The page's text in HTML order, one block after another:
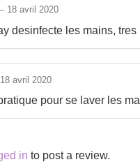
– 18 avril 2020
desinfecte les mains,
18 avril 2020
pour se laver les
in to post a review.